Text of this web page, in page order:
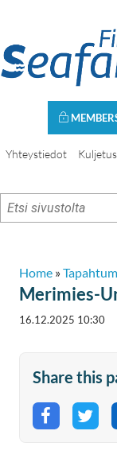
Yhteystiedot
Home »
Merimies-
16.12.2025 10:30
Share this
Share on